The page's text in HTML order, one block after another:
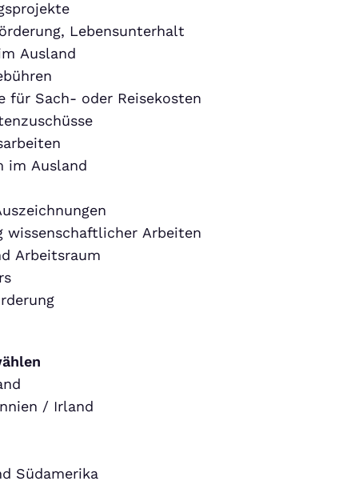
Lebensunterhalt
Ausland
für Sach- oder Reisekosten
im Ausland
wissenschaftlicher Arbeiten
Arbeitsraum
/ Irland
Südamerika